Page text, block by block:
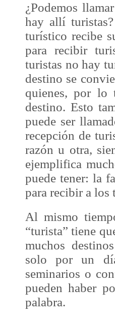
¿Podemos
hay allí
turístico recibe
para recibir
turistas no hay
destino se
quienes, por lo
destino. Esto
puede ser
recepción de
razón u otra,
ejemplifica
puede tener: la
para recibir a los
Al mismo
“turista” tiene
muchos
solo por un
seminarios o
pueden haber
palabra.